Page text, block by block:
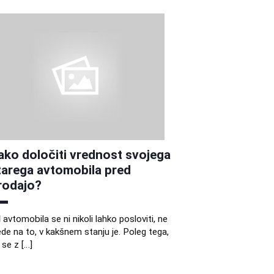
določiti vrednost svojega
avtomobila pred
avtomobila se ni nikoli lahko posloviti, ne
na to, v kakšnem stanju je. Poleg tega,
se z […]